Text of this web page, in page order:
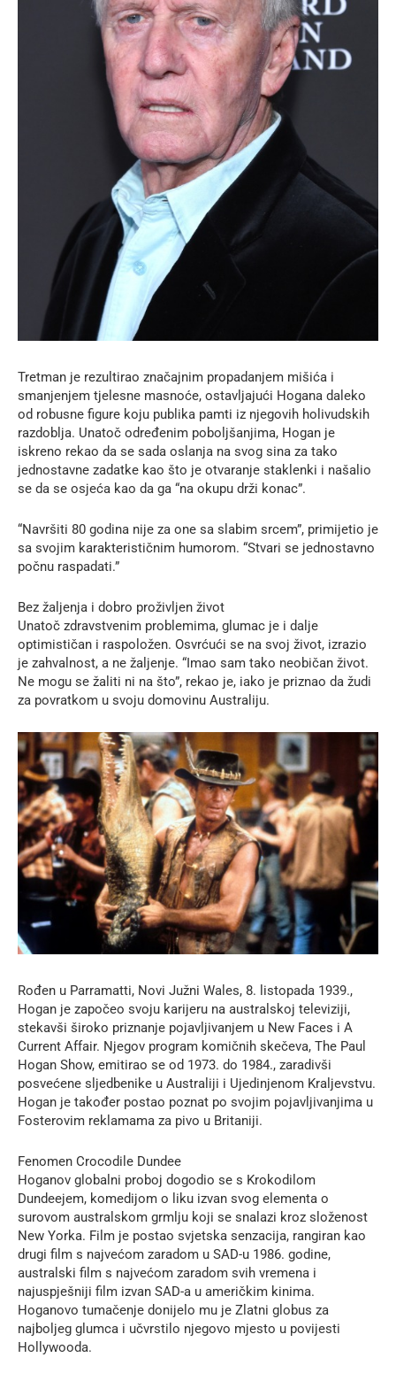
Tretman je rezultirao značajnim propadanjem mišića i
smanjenjem tjelesne masnoće, ostavljajući Hogana daleko
od robusne figure koju publika pamti iz njegovih holivudskih
razdoblja. Unatoč određenim poboljšanjima, Hogan je
iskreno rekao da se sada oslanja na svog sina za tako
jednostavne zadatke kao što je otvaranje staklenki i našalio
se da se osjeća kao da ga “na okupu drži konac”.
“Navršiti 80 godina nije za one sa slabim srcem”, primijetio je
sa svojim karakterističnim humorom. “Stvari se jednostavno
počnu raspadati.”
Bez žaljenja i dobro proživljen život
Unatoč zdravstvenim problemima, glumac je i dalje
optimističan i raspoložen. Osvrćući se na svoj život, izrazio
je zahvalnost, a ne žaljenje. “Imao sam tako neobičan život.
Ne mogu se žaliti ni na što”, rekao je, iako je priznao da žudi
za povratkom u svoju domovinu Australiju.
Rođen u Parramatti, Novi Južni Wales, 8. listopada 1939.,
Hogan je započeo svoju karijeru na australskoj televiziji,
stekavši široko priznanje pojavljivanjem u New Faces i A
Current Affair. Njegov program komičnih skečeva, The Paul
Hogan Show, emitirao se od 1973. do 1984., zaradivši
posvećene sljedbenike u Australiji i Ujedinjenom Kraljevstvu.
Hogan je također postao poznat po svojim pojavljivanjima u
Fosterovim reklamama za pivo u Britaniji.
Fenomen Crocodile Dundee
Hoganov globalni proboj dogodio se s Krokodilom
Dundeejem, komedijom o liku izvan svog elementa o
surovom australskom grmlju koji se snalazi kroz složenost
New Yorka. Film je postao svjetska senzacija, rangiran kao
drugi film s najvećom zaradom u SAD-u 1986. godine,
australski film s najvećom zaradom svih vremena i
najuspješniji film izvan SAD-a u američkim kinima.
Hoganovo tumačenje donijelo mu je Zlatni globus za
najboljeg glumca i učvrstilo njegovo mjesto u povijesti
Hollywooda.